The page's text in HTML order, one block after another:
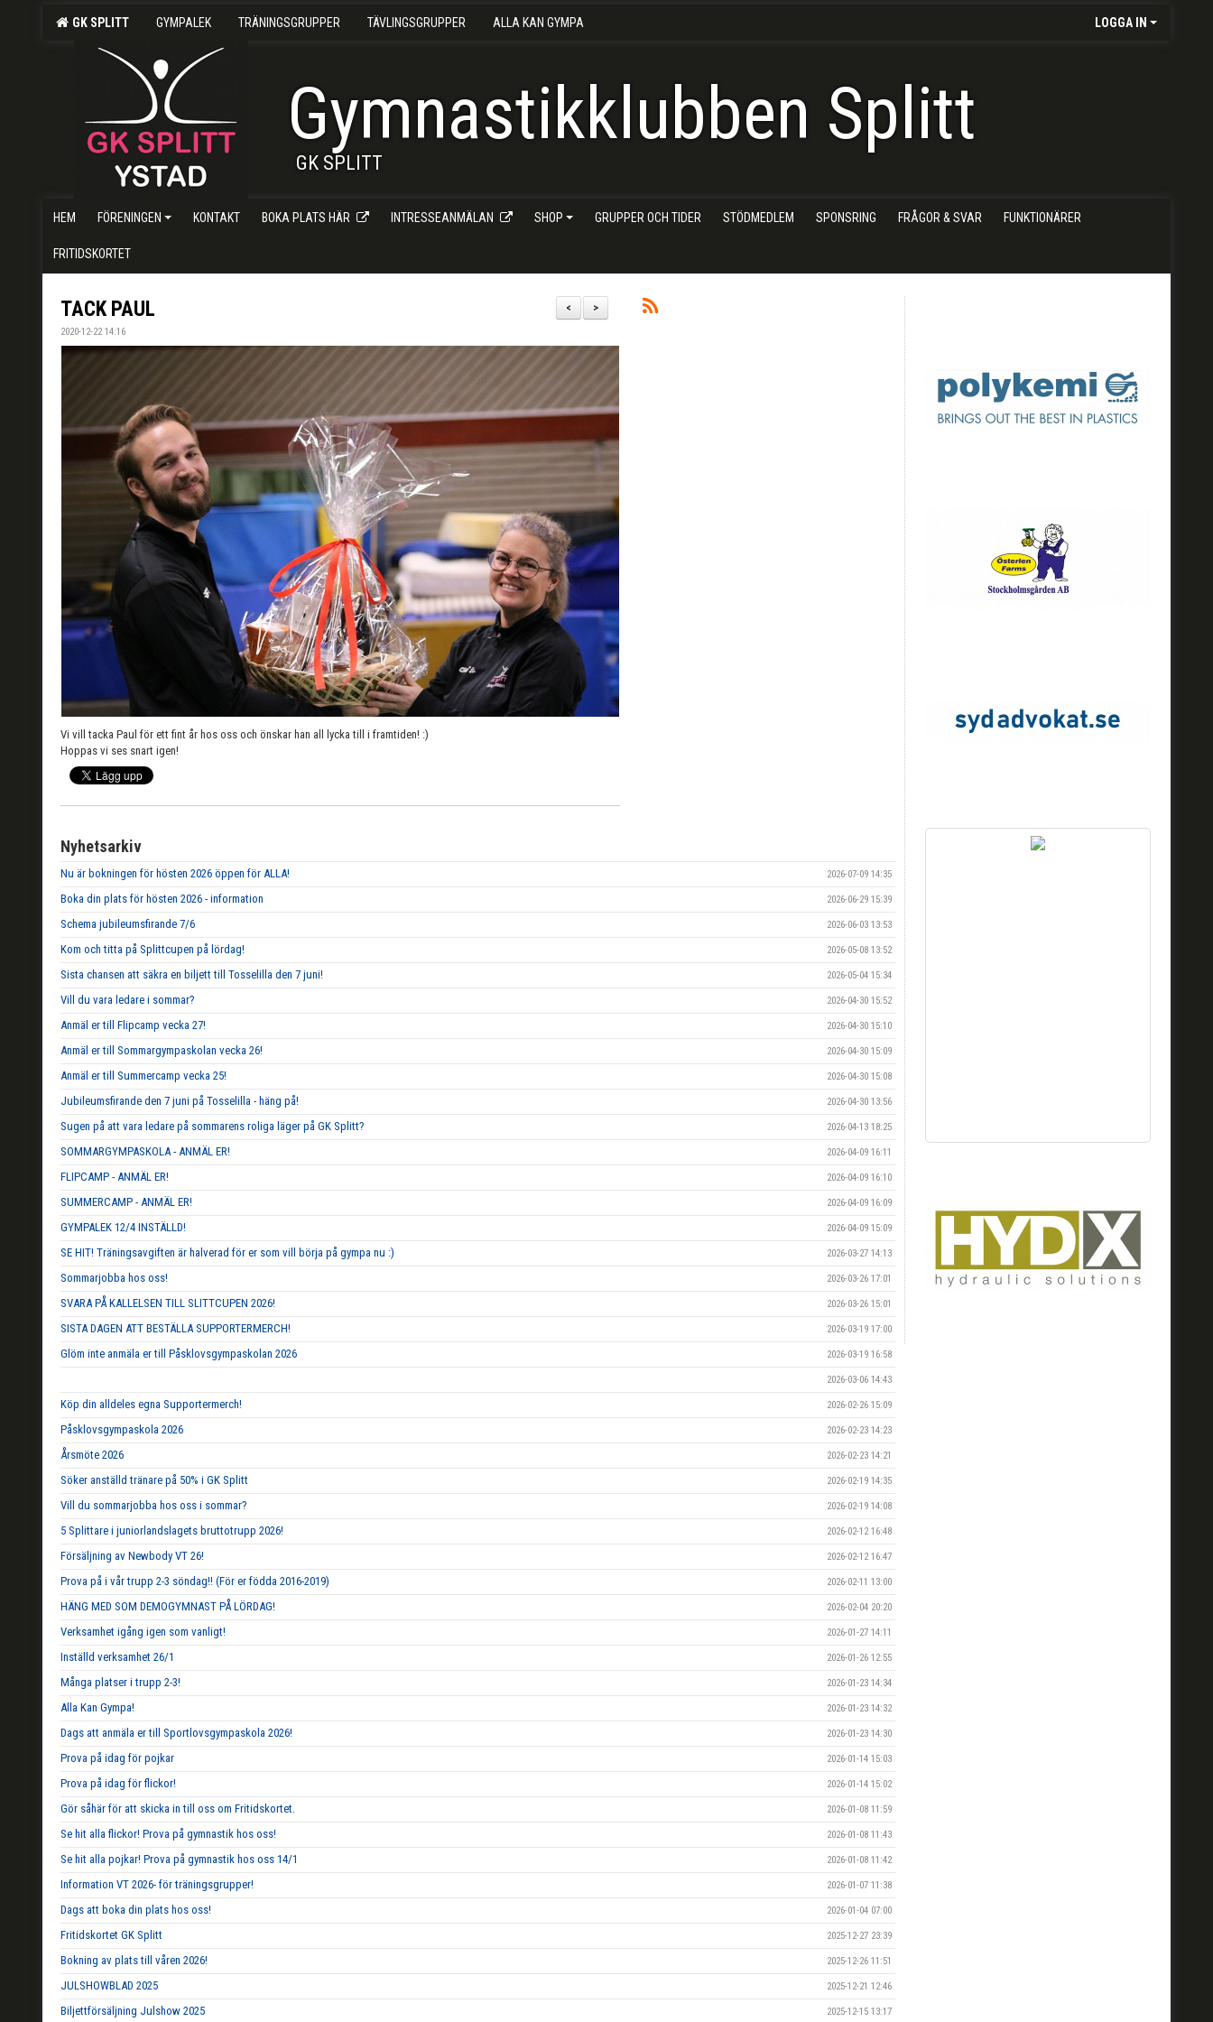
GK SPLITT GYMPALEK TRÄNINGSGRUPPER TÄVLINGSGRUPPER ALLA KAN GYMPA LOGGA IN
Gymnastikklubben Splitt
GK SPLITT
HEM FÖRENINGEN KONTAKT BOKA PLATS HÄR INTRESSEANMÄLAN SHOP GRUPPER OCH TIDER STÖDMEDLEM SPONSRING FRÅGOR & SVAR FUNKTIONÄRER
FRITIDSKORTET
>
<
TACK PAUL
2020-12-22 14:16
Vi vill tacka Paul för ett fint år hos oss och önskar han all lycka till i framtiden! :)
Hoppas vi ses snart igen!
Nyhetsarkiv
Nu är bokningen för hösten 2026 öppen för ALLA! 2026-07-09 14:35
Boka din plats för hösten 2026 - information 2026-06-29 15:39
Schema jubileumsfirande 7/6 2026-06-03 13:53
Kom och titta på Splittcupen på lördag! 2026-05-08 13:52
Sista chansen att säkra en biljett till Tosselilla den 7 juni! 2026-05-04 15:34
Vill du vara ledare i sommar? 2026-04-30 15:52
Anmäl er till Flipcamp vecka 27! 2026-04-30 15:10
Anmäl er till Sommargympaskolan vecka 26! 2026-04-30 15:09
Anmäl er till Summercamp vecka 25! 2026-04-30 15:08
Jubileumsfirande den 7 juni på Tosselilla - häng på! 2026-04-30 13:56
Sugen på att vara ledare på sommarens roliga läger på GK Splitt? 2026-04-13 18:25
SOMMARGYMPASKOLA - ANMÄL ER! 2026-04-09 16:11
FLIPCAMP - ANMÄL ER! 2026-04-09 16:10
SUMMERCAMP - ANMÄL ER! 2026-04-09 16:09
GYMPALEK 12/4 INSTÄLLD! 2026-04-09 15:09
SE HIT! Träningsavgiften är halverad för er som vill börja på gympa nu :) 2026-03-27 14:13
Sommarjobba hos oss! 2026-03-26 17:01
SVARA PÅ KALLELSEN TILL SLITTCUPEN 2026! 2026-03-26 15:01
SISTA DAGEN ATT BESTÄLLA SUPPORTERMERCH! 2026-03-19 17:00
Glöm inte anmäla er till Påsklovsgympaskolan 2026 2026-03-19 16:58
2026-03-06 14:43
Köp din alldeles egna Supportermerch! 2026-02-26 15:09
Påsklovsgympaskola 2026 2026-02-23 14:23
Årsmöte 2026 2026-02-23 14:21
Söker anställd tränare på 50% i GK Splitt 2026-02-19 14:35
Vill du sommarjobba hos oss i sommar? 2026-02-19 14:08
5 Splittare i juniorlandslagets bruttotrupp 2026! 2026-02-12 16:48
Försäljning av Newbody VT 26! 2026-02-12 16:47
Prova på i vår trupp 2-3 söndag!! (För er födda 2016-2019) 2026-02-11 13:00
HÄNG MED SOM DEMOGYMNAST PÅ LÖRDAG! 2026-02-04 20:20
Verksamhet igång igen som vanligt! 2026-01-27 14:11
Inställd verksamhet 26/1 2026-01-26 12:55
Många platser i trupp 2-3! 2026-01-23 14:34
Alla Kan Gympa! 2026-01-23 14:32
Dags att anmäla er till Sportlovsgympaskola 2026! 2026-01-23 14:30
Prova på idag för pojkar 2026-01-14 15:03
Prova på idag för flickor! 2026-01-14 15:02
Gör såhär för att skicka in till oss om Fritidskortet. 2026-01-08 11:59
Se hit alla flickor! Prova på gymnastik hos oss! 2026-01-08 11:43
Se hit alla pojkar! Prova på gymnastik hos oss 14/1 2026-01-08 11:42
Information VT 2026- för träningsgrupper! 2026-01-07 11:38
Dags att boka din plats hos oss! 2026-01-04 07:00
Fritidskortet GK Splitt 2025-12-27 23:39
Bokning av plats till våren 2026! 2025-12-26 11:51
JULSHOWBLAD 2025 2025-12-21 12:46
Biljettförsäljning Julshow 2025 2025-12-15 13:17